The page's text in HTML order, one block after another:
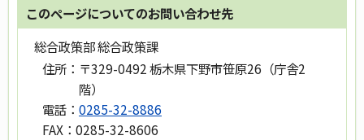
このページについてのお問い合わせ先
総合政策部 総合政策課
住所： 〒329-0492 栃木県下野市笹原26（庁舎2
階）
電話： 0285-32-8886
FAX： 0285-32-8606